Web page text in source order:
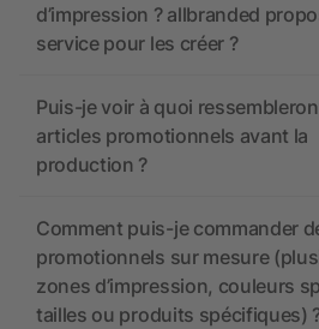
d’impression ? allbranded
service pour les créer ?
Puis-je voir à quoi
articles promotionnels avant la
production ?
Comment puis-je commander
promotionnels sur mesure
zones d’impression, couleurs
tailles ou produits spécifiques)